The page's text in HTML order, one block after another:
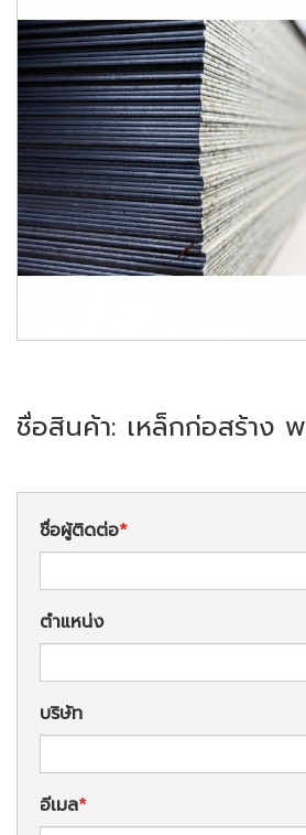
ชื่อสินค้า: เหล็กก่อสร้าง พ
ชื่อผู้ติดต่อ
ตำแหน่ง
บริษัท
อีเมล